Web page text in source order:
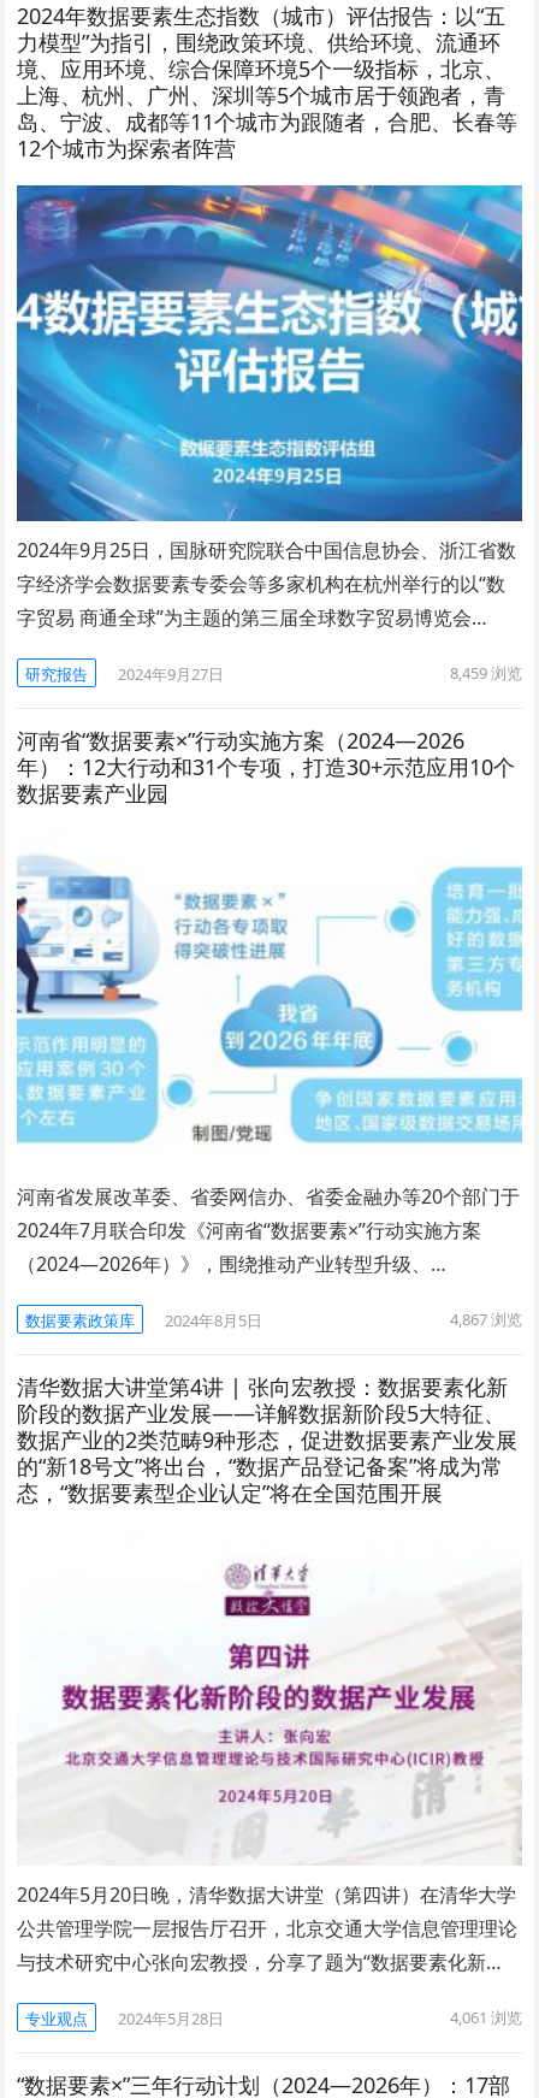
2024年数据要素生态指数（城市）评估报告：以“五
力模型”为指引，围绕政策环境、供给环境、流通环
境、应用环境、综合保障环境5个一级指标，北京、
上海、杭州、广州、深圳等5个城市居于领跑者，青
岛、宁波、成都等11个城市为跟随者，合肥、长春等
12个城市为探索者阵营
2024年9月25日，国脉研究院联合中国信息协会、浙江省数
字经济学会数据要素专委会等多家机构在杭州举行的以“数
字贸易 商通全球”为主题的第三届全球数字贸易博览会…
研究报告 2024年9月27日 8,459浏览
河南省“数据要素×”行动实施方案（2024—2026
年）：12大行动和31个专项，打造30+示范应用10个
数据要素产业园
河南省发展改革委、省委网信办、省委金融办等20个部门于
2024年7月联合印发《河南省“数据要素×”行动实施方案
（2024—2026年）》，围绕推动产业转型升级、…
数据要素政策库 2024年8月5日 4,867浏览
清华数据大讲堂第4讲 | 张向宏教授：数据要素化新
阶段的数据产业发展——详解数据新阶段5大特征、
数据产业的2类范畴9种形态，促进数据要素产业发展
的“新18号文”将出台，“数据产品登记备案”将成为常
态，“数据要素型企业认定”将在全国范围开展
2024年5月20日晚，清华数据大讲堂（第四讲）在清华大学
公共管理学院一层报告厅召开，北京交通大学信息管理理论
与技术研究中心张向宏教授，分享了题为“数据要素化新…
专业观点 2024年5月28日 4,061 浏览
“数据要素×”三年行动计划（2024—2026年）：17部